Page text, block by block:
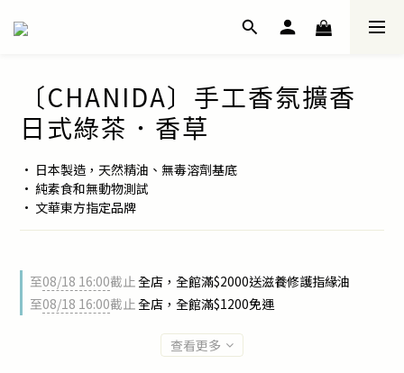
〔CHANIDA〕手工香氛擴香
日式綠茶．香草
• 日本製造，天然精油、無毒溶劑基底
• 純素食和無動物測試
• 文華東方指定品牌
至08/18 16:00截止全店，全館滿$2000送滋養修護指緣油
至08/18 16:00截止全店，全館滿$1200免運
查看更多